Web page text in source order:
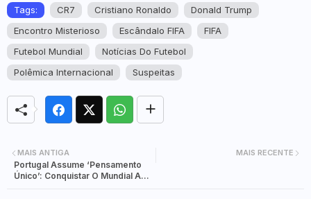
Tags: CR7 Cristiano Ronaldo
Donald Trump
Encontro Misterioso
Escândalo FIFA
FIFA
Futebol Mundial
Notícias Do Futebol
Polêmica Internacional
Suspeitas
MAIS RECENTE
MAIS ANTIGA
Portugal Assume ‘Pensamento
Único’: Conquistar O Mundial A